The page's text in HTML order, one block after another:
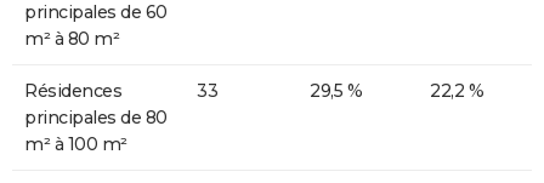
principales de 60
m² à 80 m²
Résidences
principales de 80
m² à 100 m²
33 29,5 % 22,2 %